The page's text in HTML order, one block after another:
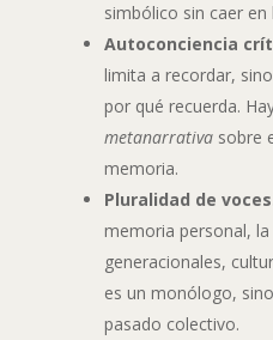
simbólico sin caer en
Autoconciencia
limita a recordar,
por qué recuerda.
metanarrativasobre
memoria.
Pluralidad de
memoria personal,
generacionales,
es un monólogo,
pasado colectivo.